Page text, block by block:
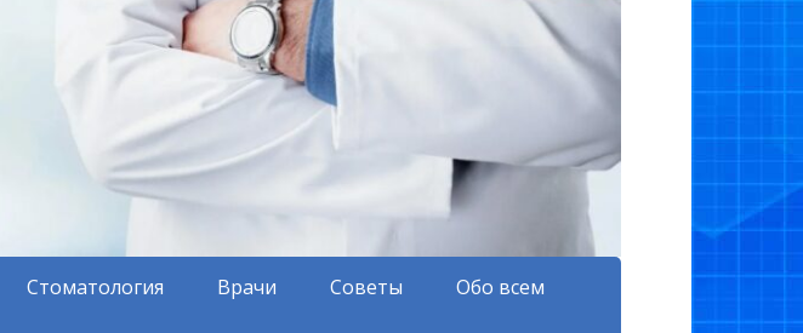
Стоматология Врачи Советы Обо всем